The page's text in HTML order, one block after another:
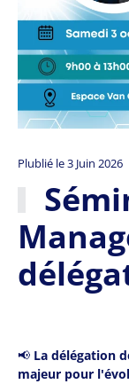
Plublié le 3 Juin 2026
📢 La délégation
majeur pour